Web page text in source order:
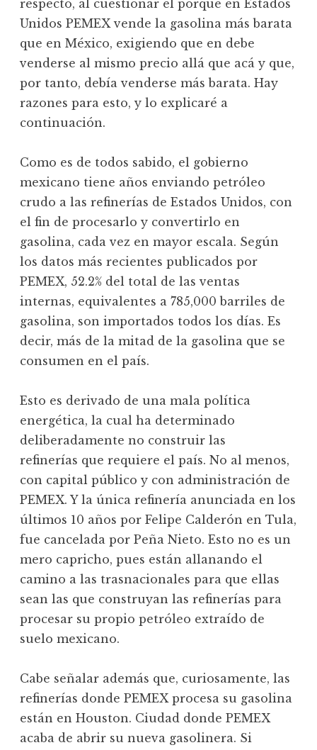
respecto, al cuestionar el porqué en Estados
Unidos PEMEX vende la gasolina más barata
que en México, exigiendo que en debe
venderse al mismo precio allá que acá y que,
por tanto, debía venderse más barata. Hay
razones para esto, y lo explicaré a
continuación.
Como es de todos sabido, el gobierno
mexicano tiene años enviando petróleo
crudo a las refinerías de Estados Unidos, con
el fin de procesarlo y convertirlo en
gasolina, cada vez en mayor escala. Según
los datos más recientes publicados por
PEMEX, 52.2% del total de las ventas
internas, equivalentes a 785,000 barriles de
gasolina, son importados todos los días. Es
decir, más de la mitad de la gasolina que se
consumen en el país.
Esto es derivado de una mala política
energética, la cual ha determinado
deliberadamente no construir las
refinerías que requiere el país. No al menos,
con capital público y con administración de
PEMEX. Y la única refinería anunciada en los
últimos 10 años por Felipe Calderón en Tula,
fue cancelada por Peña Nieto. Esto no es un
mero capricho, pues están allanando el
camino a las trasnacionales para que ellas
sean las que construyan las refinerías para
procesar su propio petróleo extraído de
suelo mexicano.
Cabe señalar además que, curiosamente, las
refinerías donde PEMEX procesa su gasolina
están en Houston. Ciudad donde PEMEX
acaba de abrir su nueva gasolinera. Si